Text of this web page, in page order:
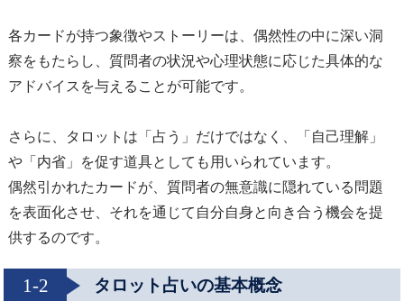
各カードが持つ象徴やストーリーは、偶然性の中に深い洞
察をもたらし、質問者の状況や心理状態に応じた具体的な
アドバイスを与えることが可能です。
さらに、タロットは「占う」だけではなく、「自己理解」
や「内省」を促す道具としても用いられています。
偶然引かれたカードが、質問者の無意識に隠れている問題
を表面化させ、それを通じて自分自身と向き合う機会を提
供するのです。
1-2 タロット占いの基本概念